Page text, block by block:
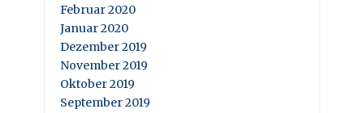
Februar 2020
Januar 2020
Dezember 2019
November 2019
Oktober 2019
September 2019